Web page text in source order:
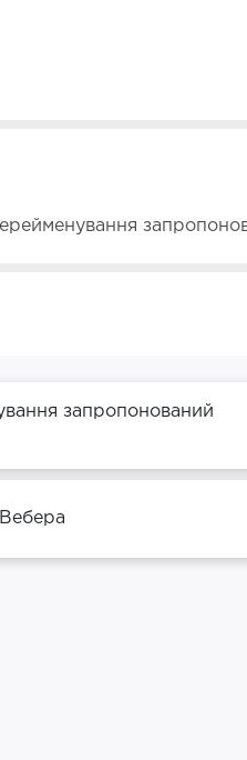
запропонований
Вебера